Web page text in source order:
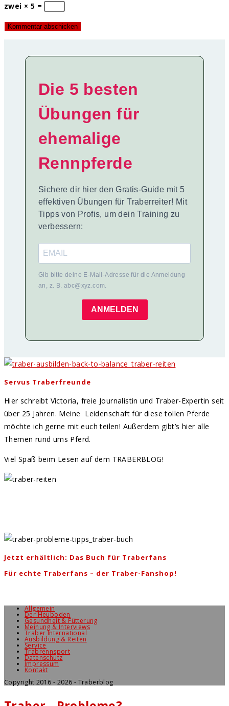
zwei × 5 =
Die 5 besten
Übungen für
ehemalige
Rennpferde
Sichere dir hier den Gratis-Guide mit 5
effektiven Übungen für Traberreiter! Mit
Tipps von Profis, um dein Training zu
verbessern:
Gib bitte deine E-Mail-Adresse für die Anmeldung
an, z. B. abc@xyz.com.
ANMELDEN
Servus Traberfreunde
Hier schreibt Victoria, freie Journalistin und Traber-Expertin seit
über 25 Jahren. Meine Leidenschaft für diese tollen Pferde
möchte ich gerne mit euch teilen! Außerdem gibt’s hier alle
Themen rund ums Pferd.
Viel Spaß beim Lesen auf dem TRABERBLOG!
Jetzt erhältlich: Das Buch für Traberfans
Für echte Traberfans – der Traber-Fanshop!
Allgemein
Der Heuboden
Gesundheit & Fütterung
Meinung & Interviews
Traber International
Ausbildung & Reiten
Service
Trabrennsport
Datenschutz
Impressum
Kontakt
Copyright 2016 - 2026 - Traberblog